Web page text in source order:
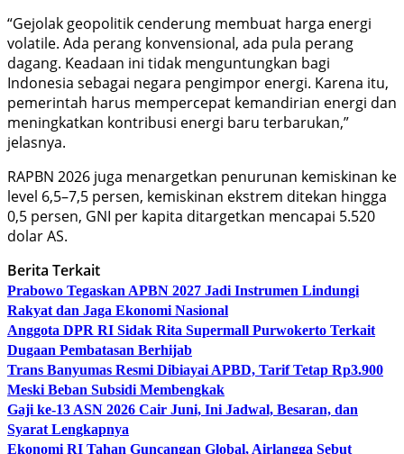
“Gejolak geopolitik cenderung membuat harga energi
volatile. Ada perang konvensional, ada pula perang
dagang. Keadaan ini tidak menguntungkan bagi
Indonesia sebagai negara pengimpor energi. Karena itu,
pemerintah harus mempercepat kemandirian energi dan
meningkatkan kontribusi energi baru terbarukan,”
jelasnya.
RAPBN 2026 juga menargetkan penurunan kemiskinan ke
level 6,5–7,5 persen, kemiskinan ekstrem ditekan hingga
0,5 persen, GNI per kapita ditargetkan mencapai 5.520
dolar AS.
Berita Terkait
Prabowo Tegaskan APBN 2027 Jadi Instrumen Lindungi
Rakyat dan Jaga Ekonomi Nasional
Anggota DPR RI Sidak Rita Supermall Purwokerto Terkait
Dugaan Pembatasan Berhijab
Trans Banyumas Resmi Dibiayai APBD, Tarif Tetap Rp3.900
Meski Beban Subsidi Membengkak
Gaji ke-13 ASN 2026 Cair Juni, Ini Jadwal, Besaran, dan
Syarat Lengkapnya
Ekonomi RI Tahan Guncangan Global, Airlangga Sebut